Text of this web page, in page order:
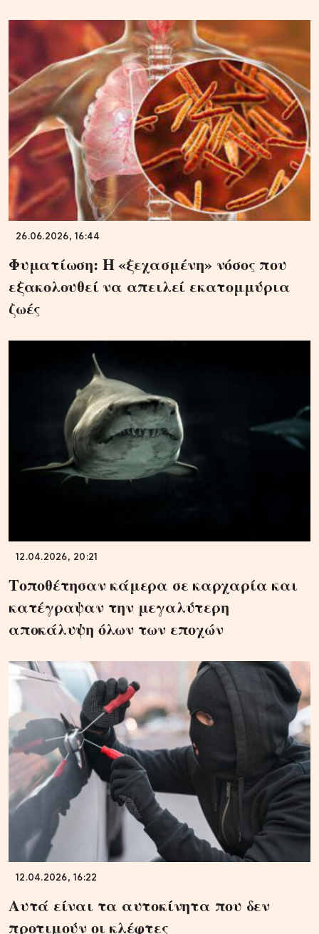
26.06.2026, 16:44
Φυματίωση: Η «ξεχασμένη» νόσος που
εξακολουθεί να απειλεί εκατομμύρια
ζωές
12.04.2026, 20:21
Τοποθέτησαν κάμερα σε καρχαρία και
κατέγραψαν την μεγαλύτερη
αποκάλυψη όλων των εποχών
12.04.2026, 16:22
Αυτά είναι τα αυτοκίνητα που δεν
προτιμούν οι κλέφτες